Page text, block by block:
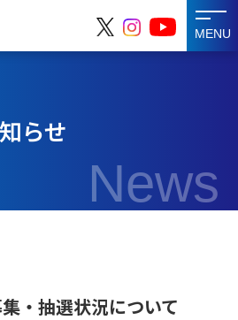
MENU
らせ
News
集・抽選状況について